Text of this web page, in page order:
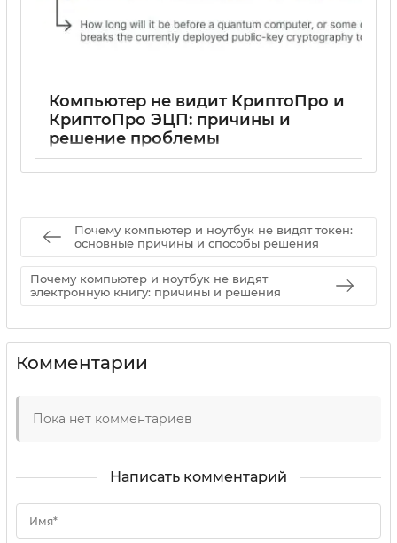
Компьютер не видит КриптоПро и
КриптоПро ЭЦП: причины и
решение проблемы
Почему компьютер и ноутбук не видят токен:
основные причины и способы решения
Почему компьютер и ноутбук не видят
электронную книгу: причины и решения
Комментарии
Пока нет комментариев
Написать комментарий
Имя*